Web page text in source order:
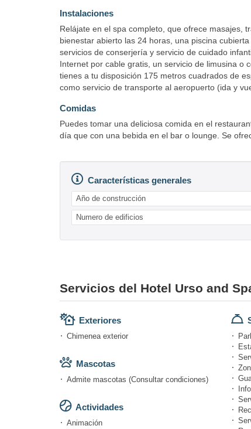
Instalaciones
Relájate en el spa completo, que ofrece masajes,
bienestar abierto las 24 horas, una piscina
servicios de conserjería y servicio de cuidado
Internet por cable gratis, un servicio de limusina o
tienes a tu disposición 175 metros cuadrados de
como servicio de transporte al aeropuerto (ida y
Comidas
Puedes tomar una deliciosa comida en el
día que con una bebida en el bar o lounge. Se
Características generales
Año de construcción
Numero de edificios
Servicios del Hotel Urso and
Exteriores
Chimenea exterior
Mascotas
Admite mascotas (Consultar condiciones)
Actividades
Animación